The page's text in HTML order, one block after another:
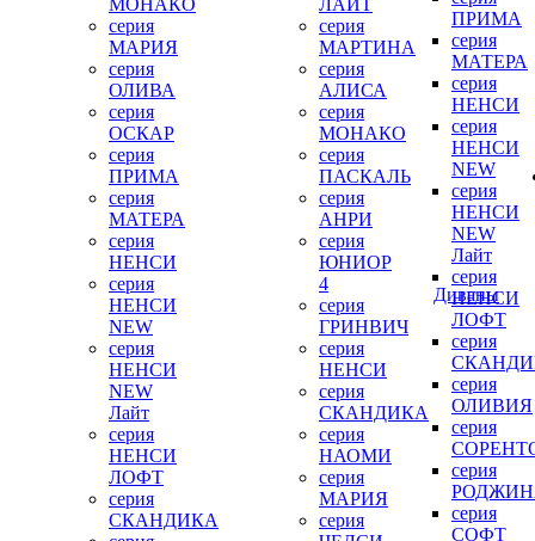
МОНАКО
серия
МАРИЯ
серия
ОЛИВА
серия
ОСКАР
серия
ПРИМА
серия
МАТЕРА
серия
НЕНСИ
серия
НЕНСИ
NEW
серия
НЕНСИ
NEW
Лайт
серия
НЕНСИ
ЛОФТ
серия
СКАНДИКА
ЛАЙТ
серия
МАРТИНА
серия
АЛИСА
серия
МОНАКО
серия
ПАСКАЛЬ
серия
АНРИ
серия
ЮНИОР
4
серия
ГРИНВИЧ
серия
НЕНСИ
серия
СКАНДИКА
серия
НАОМИ
серия
МАРИЯ
серия
Диваны
ПРИМА
серия
МАТЕРА
серия
НЕНСИ
серия
НЕНСИ
NEW
серия
НЕНСИ
NEW
Лайт
серия
НЕНСИ
ЛОФТ
серия
серия
ОЛИВИЯ
серия
серия
серия
СОФТ